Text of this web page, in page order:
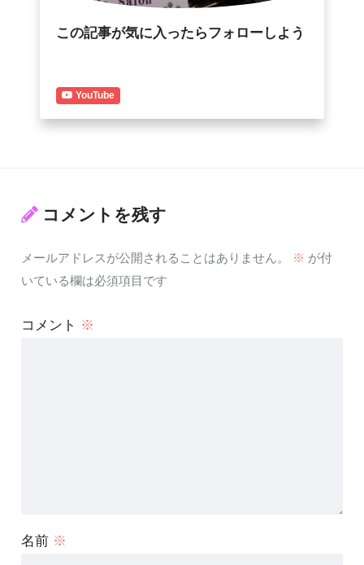
この記事が気に入ったらフォローしよう
YouTube
コメントを残す
メールアドレスが公開されることはありません。 ※ が付
いている欄は必須項目です
コメント ※
名前 ※